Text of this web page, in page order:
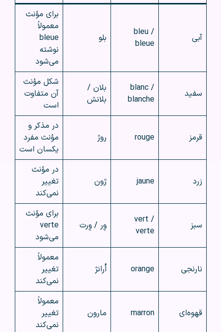
آبی
bleu /
bleue
بلو
برای مؤنث
معمولاً
bleue
نوشته
می‌شود
سفید
blanc /
blanche
بلان /
بلانش
شکل مؤنث
آن متفاوت
است
قرمز rouge روژ
در مذکر و
مؤنث مفرد
یکسان است
زرد jaune ژون
در مؤنث
تغییر
نمی‌کند
سبز
vert /
verte
وِر / وِرت
برای مؤنث
verte
می‌شود
نارنجی orange اُرانژ
معمولاً
تغییر
نمی‌کند
قهوه‌ای marron مارون
معمولاً
تغییر
نمی‌کند